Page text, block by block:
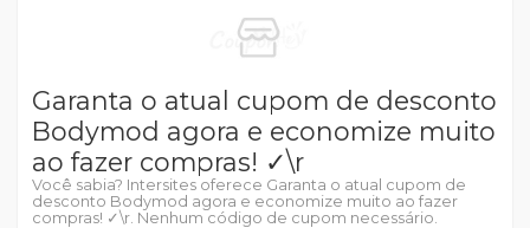
Garanta o atual cupom de desconto
Bodymod agora e economize muito
ao fazer compras! ✓\r
Você sabia? Intersites oferece Garanta o atual cupom de
desconto Bodymod agora e economize muito ao fazer
compras! ✓\r. Nenhum código de cupom necessário.